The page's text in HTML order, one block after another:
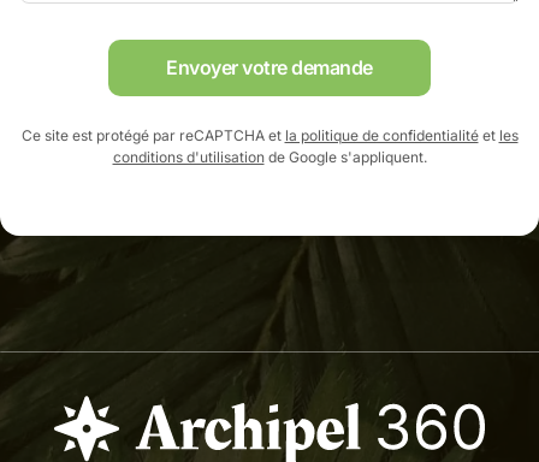
Envoyer votre demande
Ce site est protégé par reCAPTCHA et la politique de confidentialitéet les
conditions d'utilisationde Google s'appliquent.